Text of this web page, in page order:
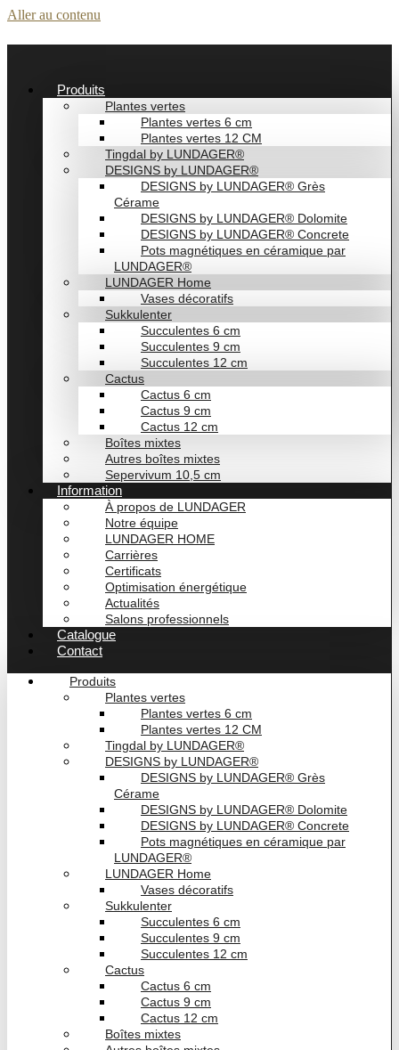
Aller au contenu
Produits
Plantes vertes
Plantes vertes 6 cm
Plantes vertes 12 CM
Tingdal by LUNDAGER®
DESIGNS by LUNDAGER®
DESIGNS by LUNDAGER® Grès
Cérame
DESIGNS by LUNDAGER® Dolomite
DESIGNS by LUNDAGER® Concrete
Pots magnétiques en céramique par
LUNDAGER®
LUNDAGER Home
Vases décoratifs
Sukkulenter
Succulentes 6 cm
Succulentes 9 cm
Succulentes 12 cm
Cactus
Cactus 6 cm
Cactus 9 cm
Cactus 12 cm
Boîtes mixtes
Autres boîtes mixtes
Sepervivum 10,5 cm
Information
À propos de LUNDAGER
Notre équipe
LUNDAGER HOME
Carrières
Certificats
Optimisation énergétique
Actualités
Salons professionnels
Catalogue
Contact
Produits
Plantes vertes
Plantes vertes 6 cm
Plantes vertes 12 CM
Tingdal by LUNDAGER®
DESIGNS by LUNDAGER®
DESIGNS by LUNDAGER® Grès
Cérame
DESIGNS by LUNDAGER® Dolomite
DESIGNS by LUNDAGER® Concrete
Pots magnétiques en céramique par
LUNDAGER®
LUNDAGER Home
Vases décoratifs
Sukkulenter
Succulentes 6 cm
Succulentes 9 cm
Succulentes 12 cm
Cactus
Cactus 6 cm
Cactus 9 cm
Cactus 12 cm
Boîtes mixtes